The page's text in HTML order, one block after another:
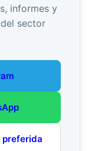
informes y
sector